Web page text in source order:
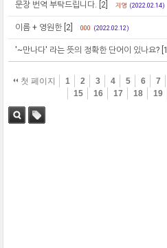
문장 번역 부탁드립니다. [2] 지영 (2022.02.14)
이름 + 영원한 [2] 000 (2022.02.12)
'~만나다' 라는 뜻의 정확한 단어이 있나요? [1]
첫 페이지 1 2 3 4 5 6 7
15
16 17 18 19